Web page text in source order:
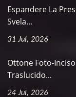
Espandere La
Svela...
31 Jul, 2026
Ottone Foto-
Traslucido...
24 Jul, 2026